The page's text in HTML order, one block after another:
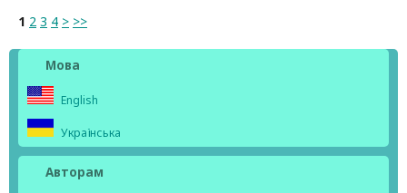
1 2 3 4 > >>
Мова
English
Українська
Авторам